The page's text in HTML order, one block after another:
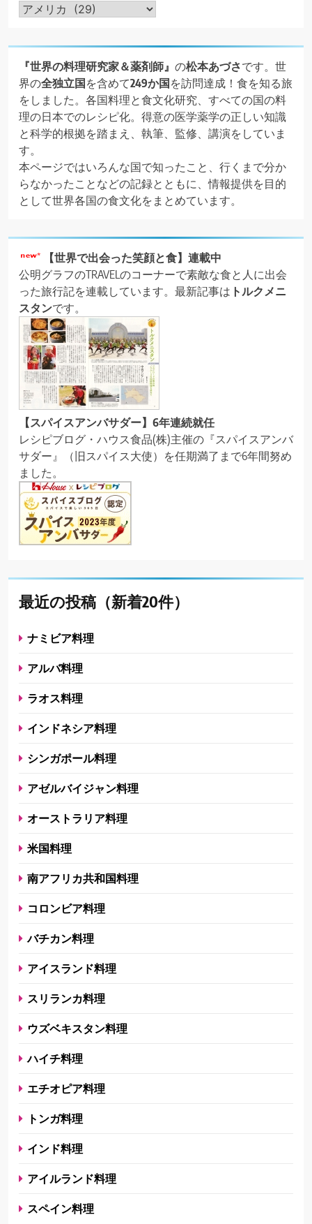
＊
類
カ
テ
ゴ
リ
ー
＊
『世界の料理研究家＆薬剤師』 の松本あづさです。世
界の全独立国を含めて249か国を訪問達成！食を知る旅
をしました。各国料理と食文化研究、すべての国の料
理の日本でのレシピ化。得意の医学薬学の正しい知識
と科学的根拠を踏まえ、執筆、監修、講演をしていま
す。
本ページではいろんな国で知ったこと、行くまで分か
らなかったことなどの記録とともに、情報提供を目的
として世界各国の食文化をまとめています。
【世界で出会った笑顔と食】連載中
公明グラフのTRAVELのコーナーで素敵な食と人に出会
った旅行記を連載しています。最新記事は トルクメニ
スタンです。
【スパイスアンバサダー】6年連続就任
レシピブログ・ハウス食品(株)主催の『スパイスアンバ
サダー』（旧スパイス大使）を任期満了まで6年間努め
ました。
最近の投稿（新着20件）
ナミビア料理
アルバ料理
ラオス料理
インドネシア料理
シンガポール料理
アゼルバイジャン料理
オーストラリア料理
米国料理
南アフリカ共和国料理
コロンビア料理
バチカン料理
アイスランド料理
スリランカ料理
ウズベキスタン料理
ハイチ料理
エチオピア料理
トンガ料理
インド料理
アイルランド料理
スペイン料理